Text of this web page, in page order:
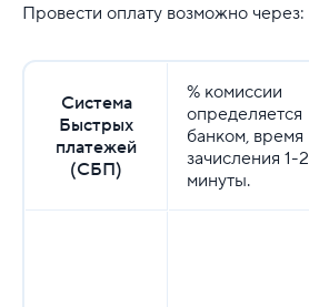
Провести оплату возможно через:
Система
Быстрых
платежей
(СБП)
% комиссии
определяется
банком, время
зачисления 1-2
минуты.